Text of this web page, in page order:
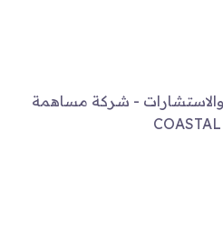
والاستشارات - شركة مساهمة